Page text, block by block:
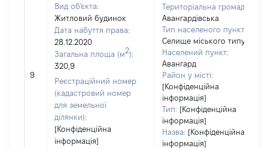
9
Вид об'єкта:
Житловий будинок
Дата набуття права:
28.12.2020
Загальна площа (м2):
320,9
Реєстраційний номер
(кадастровий номер
для земельної
ділянки):
[Конфіденційна
інформація]
Територіальна громада:
Авангардівська
Тип населеного пункту:
Селище міського типу
Населений пункт:
Авангард
Район у місті:
[Конфіденційна
інформація]
Тип: [Конфіденційна
інформація]
Назва: [Конфіденційна
інформація]